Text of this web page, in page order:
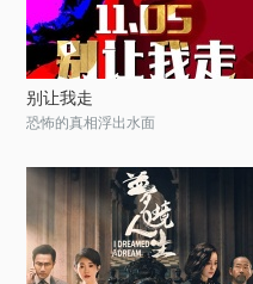
别让我走
恐怖的真相浮出水面